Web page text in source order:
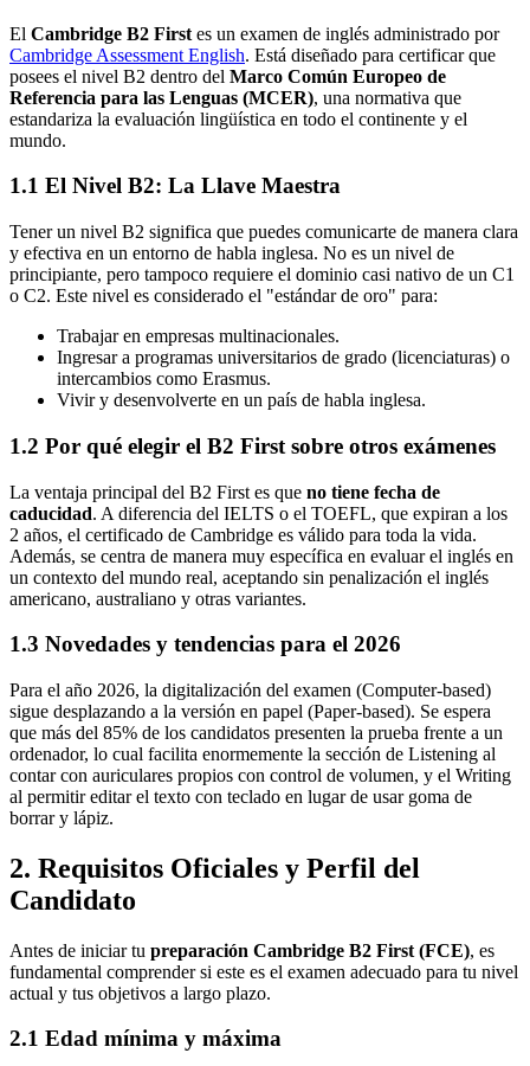
El Cambridge B2 First es un examen de inglés administrado por
Cambridge Assessment English. Está diseñado para certificar que
posees el nivel B2 dentro del Marco Común Europeo de
Referencia para las Lenguas (MCER), una normativa que
estandariza la evaluación lingüística en todo el continente y el
mundo.
1.1 El Nivel B2: La Llave Maestra
Tener un nivel B2 significa que puedes comunicarte de manera clara
y efectiva en un entorno de habla inglesa. No es un nivel de
principiante, pero tampoco requiere el dominio casi nativo de un C1
o C2. Este nivel es considerado el "estándar de oro" para:
Trabajar en empresas multinacionales.
Ingresar a programas universitarios de grado (licenciaturas) o
intercambios como Erasmus.
Vivir y desenvolverte en un país de habla inglesa.
1.2 Por qué elegir el B2 First sobre otros exámenes
La ventaja principal del B2 First es que no tiene fecha de
caducidad. A diferencia del IELTS o el TOEFL, que expiran a los
2 años, el certificado de Cambridge es válido para toda la vida.
Además, se centra de manera muy específica en evaluar el inglés en
un contexto del mundo real, aceptando sin penalización el inglés
americano, australiano y otras variantes.
1.3 Novedades y tendencias para el 2026
Para el año 2026, la digitalización del examen (Computer-based)
sigue desplazando a la versión en papel (Paper-based). Se espera
que más del 85% de los candidatos presenten la prueba frente a un
ordenador, lo cual facilita enormemente la sección de Listening al
contar con auriculares propios con control de volumen, y el Writing
al permitir editar el texto con teclado en lugar de usar goma de
borrar y lápiz.
2. Requisitos Oficiales y Perfil del
Candidato
Antes de iniciar tu preparación Cambridge B2 First (FCE), es
fundamental comprender si este es el examen adecuado para tu nivel
actual y tus objetivos a largo plazo.
2.1 Edad mínima y máxima